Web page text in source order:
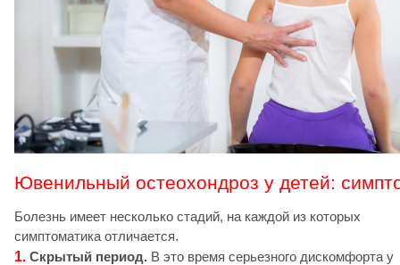
Ювенильный остеохондроз у детей:
Болезнь имеет несколько стадий, на каждой из которых
симптоматика отличается.
1. Скрытый период. В это время серьезного дискомфорта у